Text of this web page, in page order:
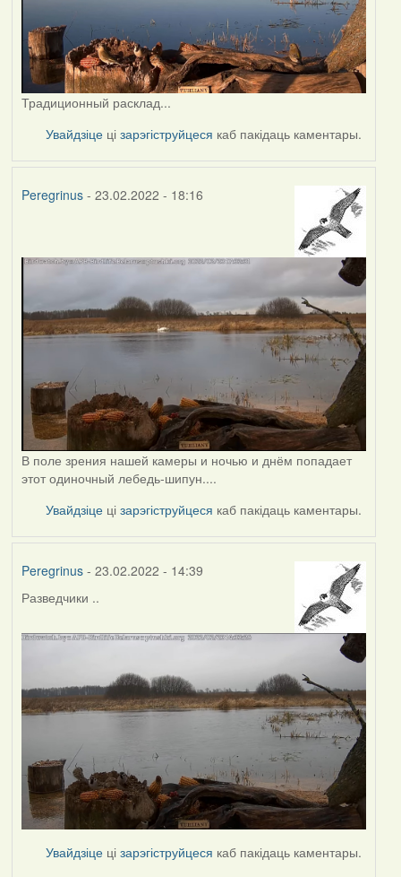
Традиционный расклад...
Увайдзіце цізарэгіструйцеся каб пакідаць каментары.
Peregrinus- 23.02.2022 - 18:16
В поле зрения нашей камеры и ночью и днём попадает
этот одиночный лебедь-шипун....
Увайдзіце цізарэгіструйцеся каб пакідаць каментары.
Peregrinus- 23.02.2022 - 14:39
Разведчики ..
Увайдзіце цізарэгіструйцеся каб пакідаць каментары.